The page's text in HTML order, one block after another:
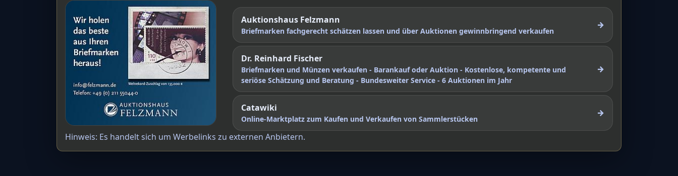
Auktionshaus Felzmann
Briefmarken fachgerecht schätzen lassen und über Auktionen gewinnbringend verkaufen
→
Dr. Reinhard Fischer
Briefmarken und Münzen verkaufen - Barankauf oder Auktion - Kostenlose, kompetente und
seriöse Schätzung und Beratung - Bundesweiter Service - 6 Auktionen im Jahr
→
Catawiki
Online-Marktplatz zum Kaufen und Verkaufen von Sammlerstücken
→
Hinweis: Es handelt sich um Werbelinks zu externen Anbietern.